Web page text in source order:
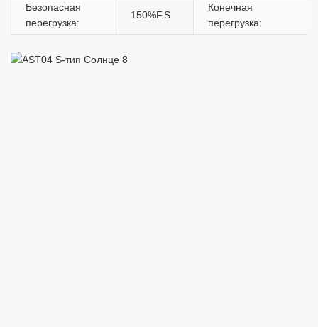
Безопасная
перегрузка:
150%F.S
Конечная
перегрузка: